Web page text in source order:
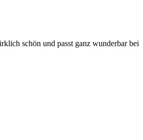
schön und passt ganz wunderbar bei